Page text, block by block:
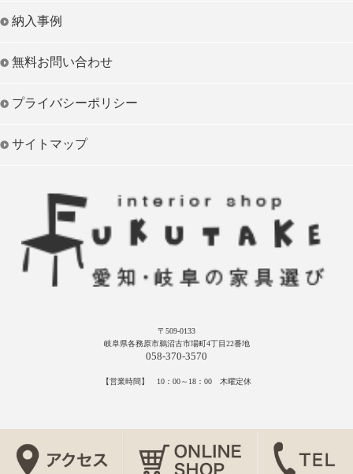
納入事例
無料お問い合わせ
プライバシーポリシー
サイトマップ
〒509-0133
岐阜県各務原市鵜沼古市場町4丁目22番地
058-370-3570
【営業時間】 10：00～18：00 木曜定休